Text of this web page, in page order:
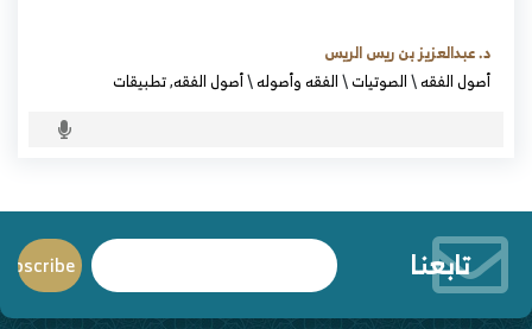
د. عبدالعزيز بن ريس الريس
أصول الفقه\الصوتيات\الفقه وأصوله\أصول الفقه,تطبيقات
تابعنا